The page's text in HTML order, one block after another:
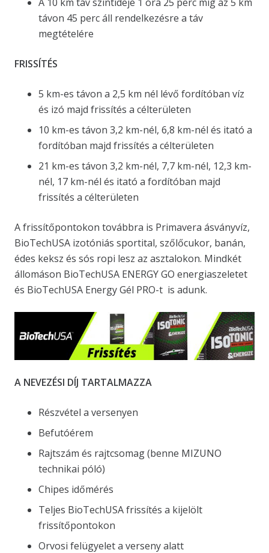
távon 45 perc áll rendelkezésre a táv
megtételére
FRISSÍTÉS
5 km-es távon a 2,5 km nél lévő fordítóban víz
és izó majd frissítés a célterületen
10 km-es távon 3,2 km-nél, 6,8 km-nél és itató a
fordítóban majd frissítés a célterületen
21 km-es távon 3,2 km-nél, 7,7 km-nél, 12,3 km-
nél, 17 km-nél és itató a fordítóban majd
frissítés a célterületen
A frissítőpontokon továbbra is Primavera ásványvíz,
BioTechUSA izotóniás sportital, szőlőcukor, banán,
édes keksz és sós ropi lesz az asztalokon. Mindkét
állomáson BioTechUSA ENERGY GO energiaszeletet
és BioTechUSA Energy Gél PRO-t is adunk.
A NEVEZÉSI DÍJ TARTALMAZZA
Részvétel a versenyen
Befutóérem
Rajtszám és rajtcsomag (benne MIZUNO
technikai póló)
Chipes időmérés
Teljes BioTechUSA frissítés a kijelölt
frissítőpontokon
Orvosi felügyelet a verseny alatt